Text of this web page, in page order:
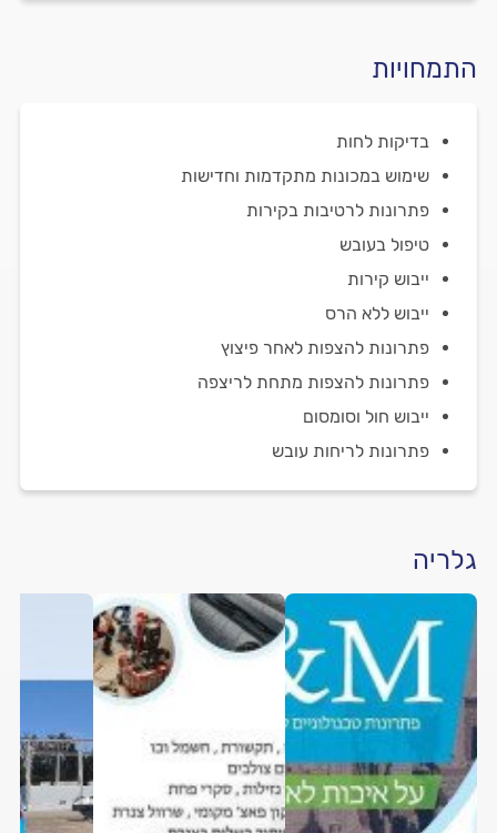
התמחויות
בדיקות לחות
שימוש במכונות מתקדמות וחדישות
פתרונות לרטיבות בקירות
טיפול בעובש
ייבוש קירות
ייבוש ללא הרס
פתרונות להצפות לאחר פיצוץ
פתרונות להצפות מתחת לריצפה
ייבוש חול וסומסום
פתרונות לריחות עובש
גלריה